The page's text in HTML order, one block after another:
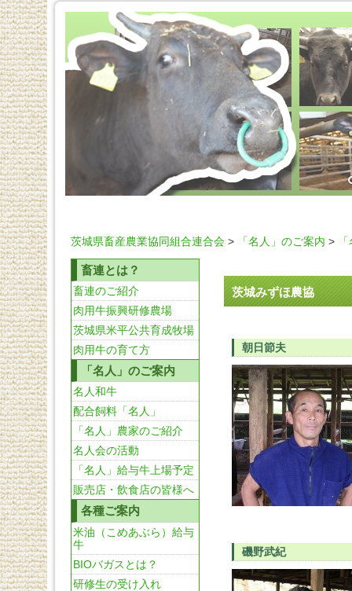
茨城県畜産農業協同組合連合会 > 「名人」のご案内 >
茨城みずほ農協
朝日節夫
磯野武紀
畜連とは？
畜連のご紹介
肉用牛振興研修農場
茨城県米平公共育成牧場
肉用牛の育て方
「名人」のご案内
名人和牛
配合飼料「名人」
「名人」農家のご紹介
名人会の活動
「名人」給与牛上場予定
販売店・飲食店の皆様へ
各種ご案内
米油（こめあぶら）給与
牛
BIOバガスとは？
研修生の受け入れ